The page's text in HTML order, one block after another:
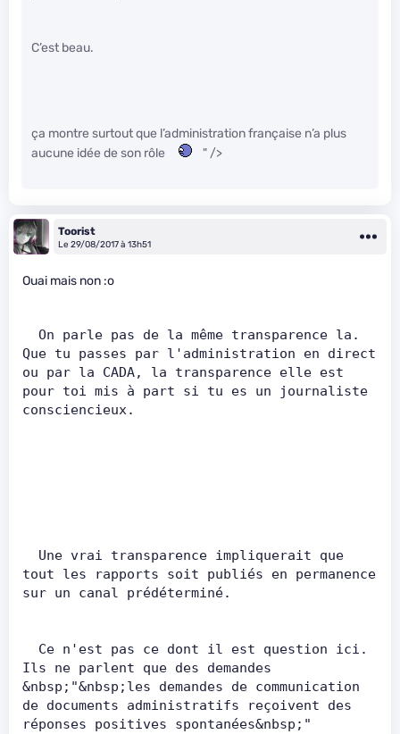
C’est beau.
ça montre surtout que l’administration française n’a plus
aucune idée de son rôle
" />
Toorist
Le 29/08/2017 à 13h51
Ouai mais non :o
Que tu passes par l'administration en direct
ou par la CADA, la transparence elle est
pour toi mis à part si tu es un journaliste
consciencieux.
tout les rapports soit publiés en permanence
sur un canal prédéterminé.
Ils ne parlent que des demandes
&nbsp;"&nbsp;les demandes de communication
de documents administratifs reçoivent des
réponses positives spontanées&nbsp;"